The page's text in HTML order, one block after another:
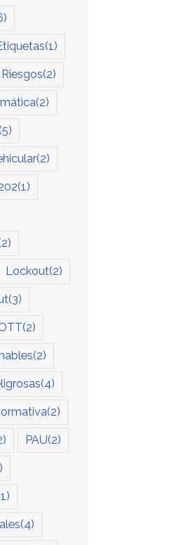
(1)
(2)
(2)
(2)
(1)
Lockout(2)
(3)
(2)
(2)
(4)
(2)
PAU(2)
(4)